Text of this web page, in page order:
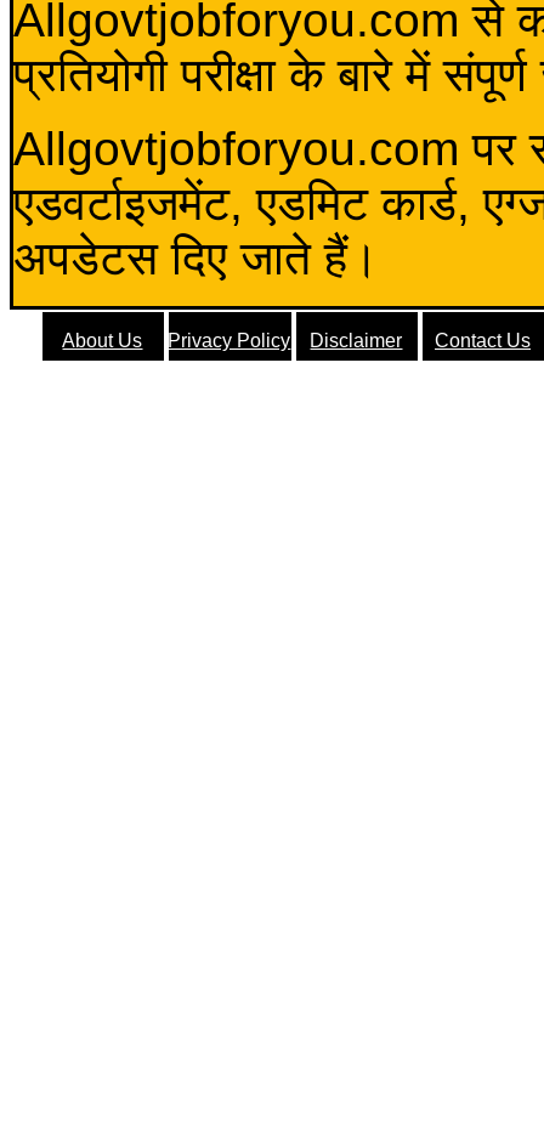
Allgovtjobforyou.com से कोई
प्रतियोगी परीक्षा के बारे में
Allgovtjobforyou.com पर
एडवर्टाइजमेंट, एडमिट कार्ड,
अपडेटस दिए जाते हैं।
About Us Privacy Policy Disclaimer Contact Us